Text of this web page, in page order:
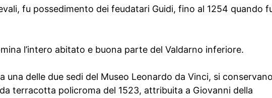
fu possedimento dei feudatari Guidi, fino al 1254 quando
l’intero abitato e buona parte del Valdarno inferiore.
una delle due sedi del Museo Leonardo da Vinci, si conservano
terracotta policroma del 1523, attribuita a Giovanni della